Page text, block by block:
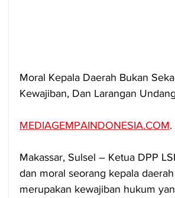
Moral Kepala Daerah Bukan
Kewajiban, Dan Larangan
MEDIAGEMPAINDONESIA.COM.
Makassar, Sulsel – Ketua DPP
dan moral seorang kepala
merupakan kewajiban hukum